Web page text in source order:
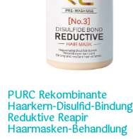
PURC Rekombinante
Haarkern-Disulfid-Bindung
Reduktive Reapir
Haarmasken-Behandlung